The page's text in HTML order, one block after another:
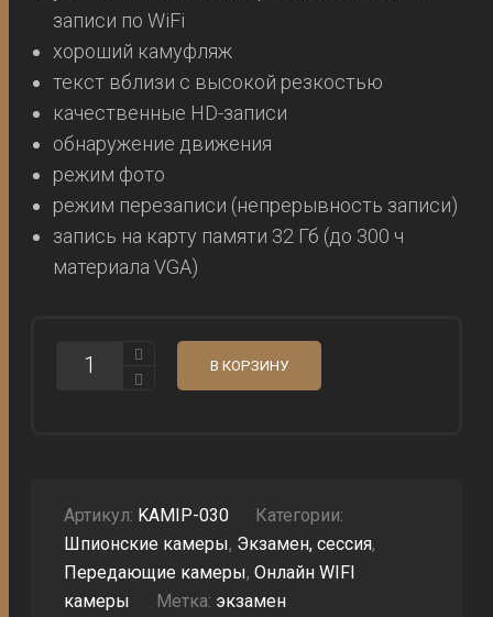
записи по WiFi
хороший камуфляж
текст вблизи с высокой резкостью
качественные HD-записи
обнаружение движения
режим фото
режим перезаписи (непрерывность записи)
запись на карту памяти 32 Гб (до 300 ч
материала VGA)
КОЛИЧЕСТВО
МИНИ
ПУГОВИЦЫ
IP-
30
В КОРЗИНУ
Артикул: KAMIP-030
Категории:
Шпионские камеры, Экзамен, сессия,
Передающие камеры,Онлайн WIFI
камеры
Метка: экзамен